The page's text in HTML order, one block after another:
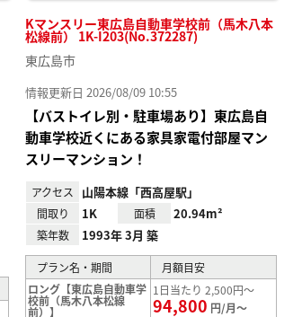
Kマンスリー東広島自動車学校前（馬木八本
松線前） 1K-I203(No.372287)
東広島市
情報更新日 2026/08/09 10:55
【バストイレ別・駐車場あり】東広島自
動車学校近くにある家具家電付部屋マン
スリーマンション！
アクセス 山陽本線「西高屋駅」
間取り 1K 面積 20.94m²
築年数 1993年 3月 築
プラン名・期間
月額目安
ロング【東広島自動車学
校前（馬木八本松線
前）】
1日当たり 2,500円～
94,800 円/月～